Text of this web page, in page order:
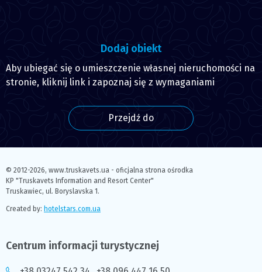
Dodaj obiekt
Aby ubiegać się o umieszczenie własnej nieruchomości na
stronie, kliknij link i zapoznaj się z wymaganiami
Przejdź do
© 2012-2026, www.truskavets.ua - oficjalna strona ośrodka
KP "Truskavets Information and Resort Center"
Truskawiec, ul. Boryslavska 1.
Created by: hotelstars.com.ua
Centrum informacji turystycznej